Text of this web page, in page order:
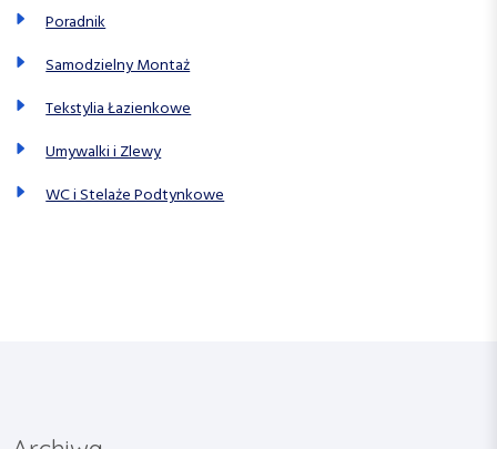
Poradnik
Samodzielny Montaż
Tekstylia Łazienkowe
Umywalki i Zlewy
WC i Stelaże Podtynkowe